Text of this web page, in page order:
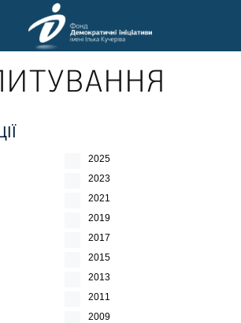
2025
2023
2021
2019
2017
2015
2013
2011
2009